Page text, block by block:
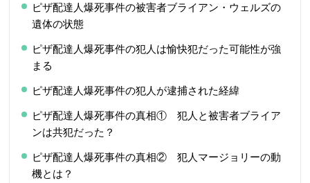
ピザ配達人爆死事件の被害者ブライアン・ウェルズの
遺体の状態
ピザ配達人爆死事件の犯人は愉快犯だった可能性が強
まる
ピザ配達人爆死事件の犯人が逮捕された経緯
ピザ配達人爆死事件の真相① 犯人と被害者ブライア
ンは共犯だった？
ピザ配達人爆死事件の真相② 犯人マージョリーの動
機とは？